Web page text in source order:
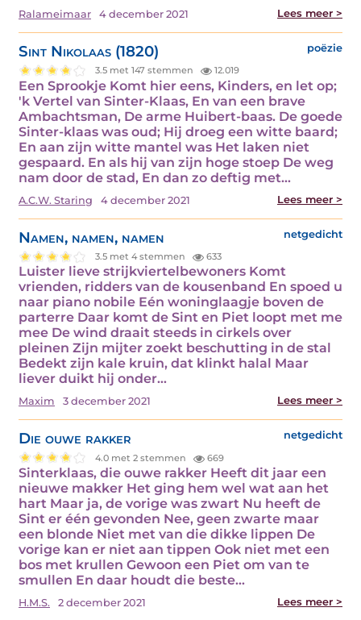
Ralameimaar 4 december 2021 Lees meer >
Sint Nikolaas (1820) poëzie
3.5 met 147 stemmen 12.019
Een Sprookje Komt hier eens, Kinders, en let op;
'k Vertel van Sinter-Klaas, En van een brave
Ambachtsman, De arme Huibert-baas. De goede
Sinter-klaas was oud; Hij droeg een witte baard;
En aan zijn witte mantel was Het laken niet
gespaard. En als hij van zijn hoge stoep De weg
nam door de stad, En dan zo deftig met…
A.C.W. Staring 4 december 2021 Lees meer >
Namen, namen, namen netgedicht
3.5 met 4 stemmen 633
Luister lieve strijkviertelbewoners Komt
vrienden, ridders van de kousenband En spoed u
naar piano nobile Eén woninglaagje boven de
parterre Daar komt de Sint en Piet loopt met me
mee De wind draait steeds in cirkels over
pleinen Zijn mijter zoekt beschutting in de stal
Bedekt zijn kale kruin, dat klinkt halal Maar
liever duikt hij onder…
Maxim 3 december 2021 Lees meer >
Die ouwe rakker netgedicht
4.0 met 2 stemmen 669
Sinterklaas, die ouwe rakker Heeft dit jaar een
nieuwe makker Het ging hem wel wat aan het
hart Maar ja, de vorige was zwart Nu heeft de
Sint er één gevonden Nee, geen zwarte maar
een blonde Niet met van die dikke lippen De
vorige kan er niet aan tippen Ook niet met een
bos met krullen Gewoon een Piet om van te
smullen En daar houdt die beste…
H.M.S. 2 december 2021 Lees meer >